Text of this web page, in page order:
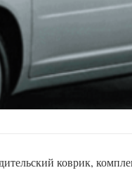
коврик,